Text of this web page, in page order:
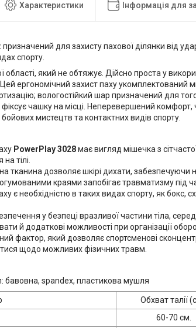
Характеристики Інформація для
призначений для захисту пахової ділянки від
спорту.
області, який не обтяжує. Дійсно проста у
Цей ергономічний захист паху
вологостійкий шар призначений для
чашку на місці. Неперевершений
мистецтв та контактних видів спорту.
PowerPlay 3028має вигляд мішечка з
тілі.
тканина дозволяє шкірі дихати, забезпечуючи
краями запобігає травматизму під
є необхідністю в таких видах спорту, як бокс,
у безпеці вразливої частини тіла,
й додаткові можливості при організації
фактор, який дозволяє спортсменові
щодо можливих фізичних травм.
бавовна, spandex, пластикова мушля
Обхват талії
60-70 см.